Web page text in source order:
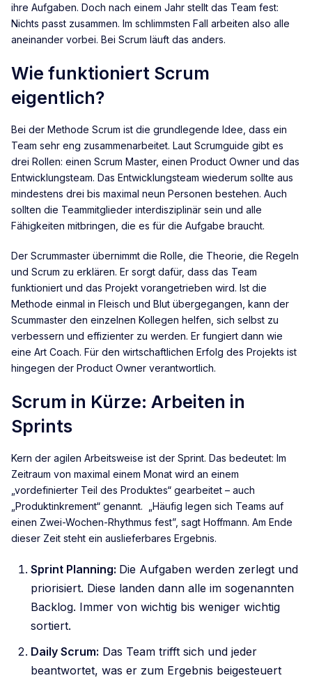
ihre Aufgaben. Doch nach einem Jahr stellt das Team fest:
Nichts passt zusammen. Im schlimmsten Fall arbeiten also alle
aneinander vorbei. Bei Scrum läuft das anders.
Wie funktioniert Scrum
eigentlich?
Bei der Methode Scrum ist die grundlegende Idee, dass ein
Team sehr eng zusammenarbeitet. Laut Scrumguide gibt es
drei Rollen: einen Scrum Master, einen Product Owner und das
Entwicklungsteam. Das Entwicklungsteam wiederum sollte aus
mindestens drei bis maximal neun Personen bestehen. Auch
sollten die Teammitglieder interdisziplinär sein und alle
Fähigkeiten mitbringen, die es für die Aufgabe braucht.
Der Scrummaster übernimmt die Rolle, die Theorie, die Regeln
und Scrum zu erklären. Er sorgt dafür, dass das Team
funktioniert und das Projekt vorangetrieben wird. Ist die
Methode einmal in Fleisch und Blut übergegangen, kann der
Scummaster den einzelnen Kollegen helfen, sich selbst zu
verbessern und effizienter zu werden. Er fungiert dann wie
eine Art Coach. Für den wirtschaftlichen Erfolg des Projekts ist
hingegen der Product Owner verantwortlich.
Scrum in Kürze: Arbeiten in
Sprints
Kern der agilen Arbeitsweise ist der Sprint. Das bedeutet: Im
Zeitraum von maximal einem Monat wird an einem
„vordefinierter Teil des Produktes“ gearbeitet – auch
„Produktinkrement“ genannt. „Häufig legen sich Teams auf
einen Zwei-Wochen-Rhythmus fest”, sagt Hoffmann. Am Ende
dieser Zeit steht ein auslieferbares Ergebnis.
Sprint Planning: Die Aufgaben werden zerlegt und
priorisiert. Diese landen dann alle im sogenannten
Backlog. Immer von wichtig bis weniger wichtig
sortiert.
Daily Scrum: Das Team trifft sich und jeder
beantwortet, was er zum Ergebnis beigesteuert